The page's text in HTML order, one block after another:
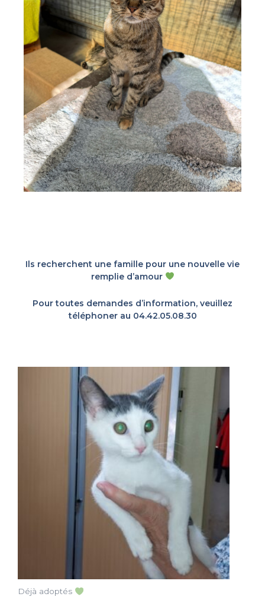
Ils recherchent une famille pour une nouvelle vie
remplie d’amour
Pour toutes demandes d’information, veuillez
téléphoner au 04.42.05.08.30
Déjà adoptés